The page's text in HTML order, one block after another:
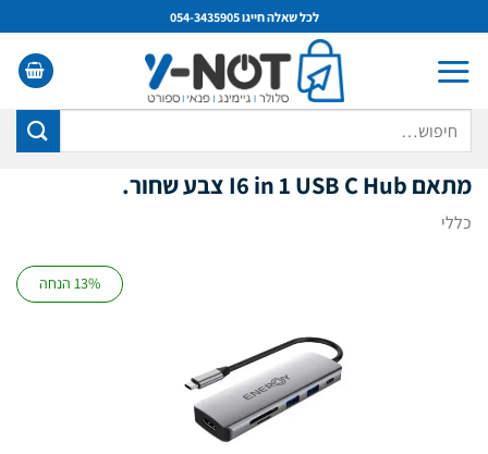
to
content
לכל שאלה חייגו 054-3435905
מתאם I6 in 1 USB C Hub צבע שחור.
כללי
13% הנחה